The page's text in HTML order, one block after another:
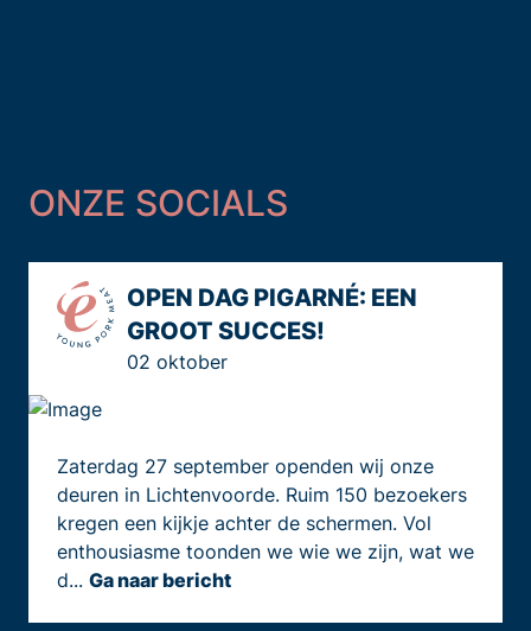
ONZE SOCIALS
OPEN DAG PIGARNÉ: EEN
GROOT SUCCES!
02 oktober
Zaterdag 27 september openden wij onze
deuren in Lichtenvoorde. Ruim 150 bezoekers
kregen een kijkje achter de schermen. Vol
enthousiasme toonden we wie we zijn, wat we
d... Ga naar bericht